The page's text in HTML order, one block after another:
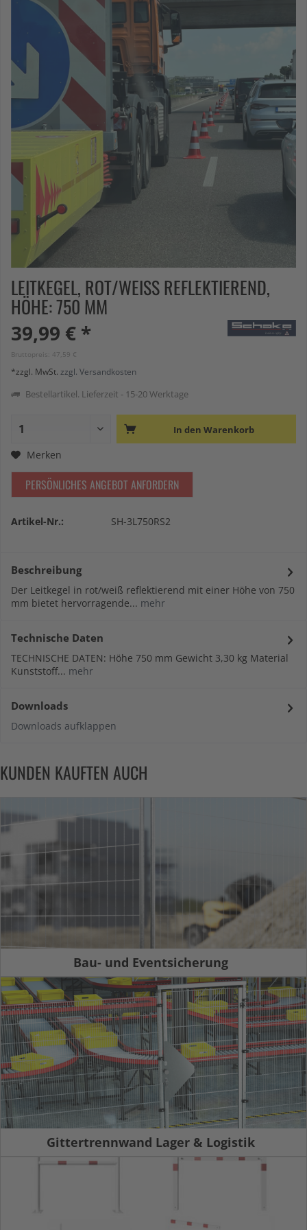
LEITKEGEL, ROT/WEISS REFLEKTIEREND, H
ÖHE: 750 MM
39,99 € *
Bruttopreis: 47,59 €
*zzgl. MwSt. zzgl. Versandkosten
Bestellartikel. Lieferzeit - 15-20 Werktage
In den Warenkorb
Merken
PERSÖNLICHES ANGEBOT ANFORDERN
Artikel-Nr.: SH-3L750RS2
Beschreibung
Der Leitkegel in rot/weiß reflektierend mit einer Höhe von 750
mm bietet hervorragende... mehr
Technische Daten
TECHNISCHE DATEN: Höhe 750 mm Gewicht 3,30 kg Material
Kunststoff... mehr
Downloads
Downloads aufklappen
KUNDEN KAUFTEN AUCH
Bau- und Eventsicherung
Gittertrennwand Lager & Logistik